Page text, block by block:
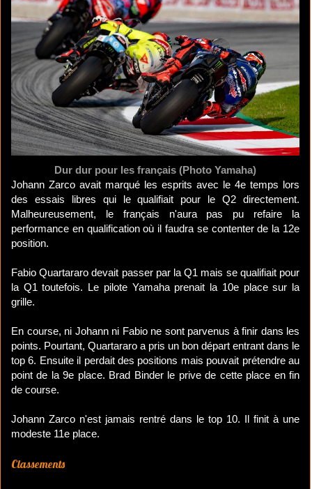
Dur dur pour les français (Photo Yamaha)
Johann Zarco avait marqué les esprits avec le 4e temps lors
des essais libres qui le qualifiait pour le Q2 directement.
Malheureusement, le français n'aura pas pu refaire la
performance en qualification où il faudra se contenter de la 12e
position.
Fabio Quartararo devait passer par la Q1 mais se qualifiait pour
la Q1 toutefois. Le pilote Yamaha prenait la 10e place sur la
grille.
En course, ni Johann ni Fabio ne sont parvenus à finir dans les
points. Pourtant, Quartararo a pris un bon départ entrant dans le
top 6. Ensuite il perdait des positions mais pouvait prétendre au
point de la 9e place. Brad Binder le prive de cette place en fin
de course.
Johann Zarco n'est jamais rentré dans le top 10. Il finit à une
modeste 11e place.
Classements